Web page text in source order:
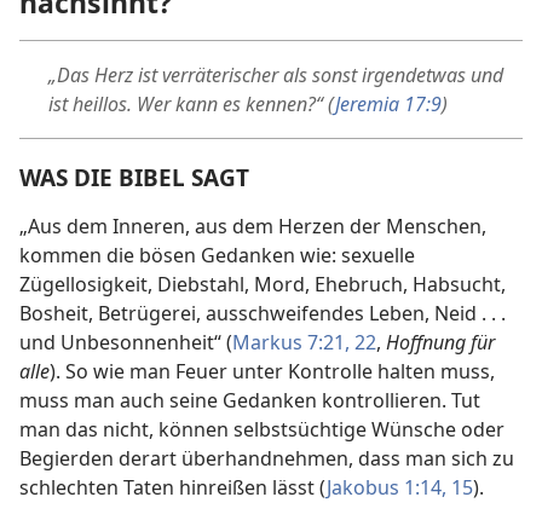
„Das Herz ist verräterischer als sonst irgendetwas und
ist heillos. Wer kann es kennen?“ (Jeremia 17:9)
WAS DIE BIBEL SAGT
„Aus dem Inneren, aus dem Herzen der Menschen,
kommen die bösen Gedanken wie: sexuelle
Zügellosigkeit, Diebstahl, Mord, Ehebruch, Habsucht,
Bosheit, Betrügerei, ausschweifendes Leben, Neid . . .
und Unbesonnenheit“ (Markus 7:21, 22, Hoffnung für
alle). So wie man Feuer unter Kontrolle halten muss,
muss man auch seine Gedanken kontrollieren. Tut
man das nicht, können selbstsüchtige Wünsche oder
Begierden derart überhandnehmen, dass man sich zu
schlechten Taten hinreißen lässt (Jakobus 1:14, 15).